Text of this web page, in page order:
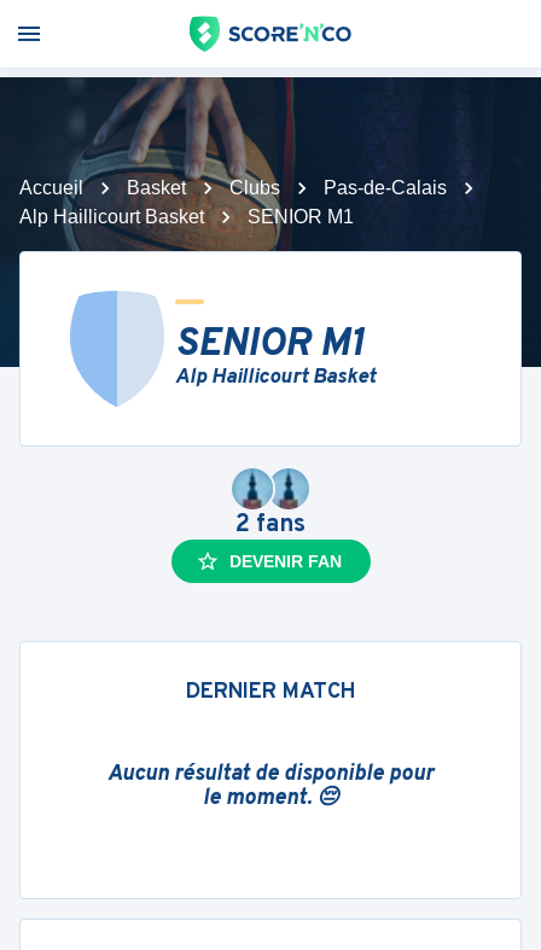
Accueil Basket Clubs
Pas-de-Calais
Alp Haillicourt Basket
SENIOR M1
SENIOR M1
Alp Haillicourt Basket
2 fans
DEVENIR FAN
DERNIER MATCH
Aucun résultat de disponible pour
le moment. 😔